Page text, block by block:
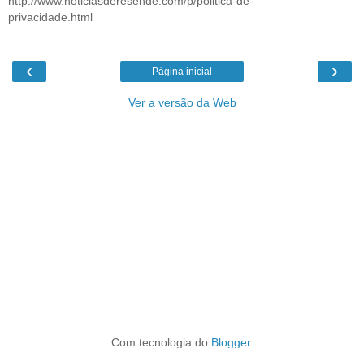
privacidade.html
‹ ›
Página inicial
Ver a versão da Web
Com tecnologia do Blogger.